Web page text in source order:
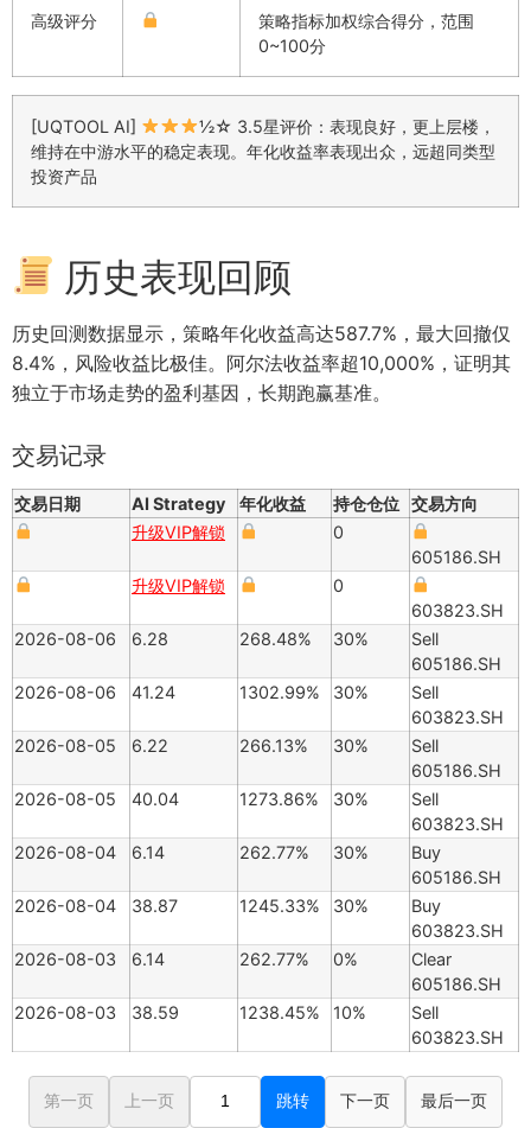
高级评分
策略指标加权综合得分，范围
0~100分
[UQTOOL AI]
½☆ 3.5星评价：表现良好，更上层楼，
维持在中游水平的稳定表现。年化收益率表现出众，远超同类型
投资产品
历史表现回顾
历史回测数据显示，策略年化收益高达587.7%，最大回撤仅
8.4%，风险收益比极佳。阿尔法收益率超10,000%，证明其
独立于市场走势的盈利基因，长期跑赢基准。
交易记录
交易日期 AI Strategy 年化收益 持仓仓位 交易方向
升级VIP解锁
0
605186.SH
升级VIP解锁
0
603823.SH
2026-08-06
6.28 268.48% 30%
Sell
605186.SH
2026-08-06
41.24 1302.99% 30%
Sell
603823.SH
2026-08-05
6.22 266.13% 30%
Sell
605186.SH
2026-08-05
40.04 1273.86% 30%
Sell
603823.SH
2026-08-04
6.14 262.77% 30%
Buy
605186.SH
2026-08-04
38.87 1245.33% 30%
Buy
603823.SH
2026-08-03
6.14 262.77% 0%
Clear
605186.SH
2026-08-03
38.59 1238.45% 10%
Sell
603823.SH
第一页 上一页 跳转 下一页 最后一页